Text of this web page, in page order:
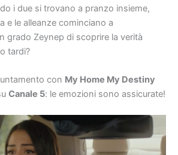
i due si trovano a pranzo insieme,
e le alleanze cominciano a
grado Zeynep di scoprire la verità
tardi?
con My Home My Destiny
Canale 5: le emozioni sono assicurate!